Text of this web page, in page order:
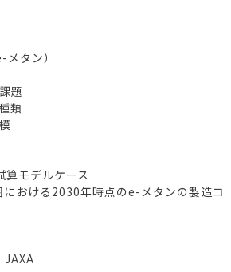
タン）
題
類
モデルケース
ける2030年時点のe-メタンの製造コ